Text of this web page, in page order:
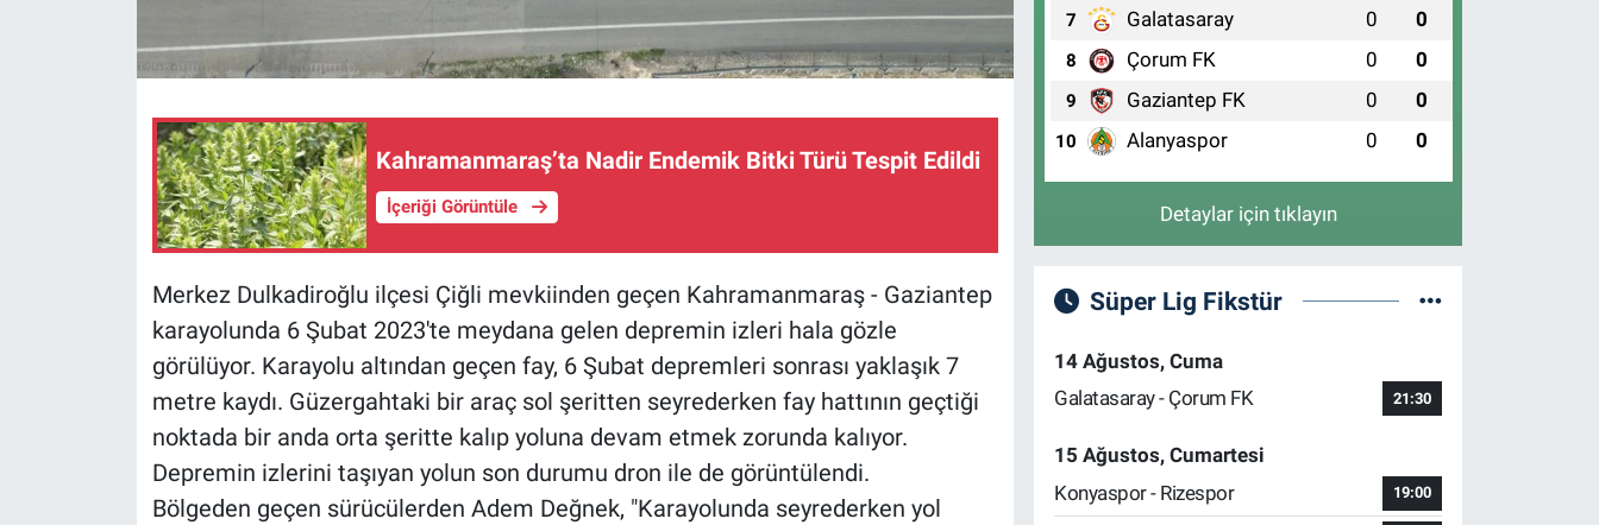
Kahramanmaraş’ta Nadir Endemik Bitki Türü Tespit Edildi
İçeriği Görüntüle
Merkez Dulkadiroğlu ilçesi Çiğli mevkiinden geçen Kahramanmaraş - Gaziantep
karayolunda 6 Şubat 2023'te meydana gelen depremin izleri hala gözle
görülüyor. Karayolu altından geçen fay, 6 Şubat depremleri sonrası yaklaşık 7
metre kaydı. Güzergahtaki bir araç sol şeritten seyrederken fay hattının geçtiği
noktada bir anda orta şeritte kalıp yoluna devam etmek zorunda kalıyor.
Depremin izlerini taşıyan yolun son durumu dron ile de görüntülendi.
Bölgeden geçen sürücülerden Adem Değnek, "Karayolunda seyrederken yol
7 Galatasaray 0 0
8 Çorum FK 0 0
9 Gaziantep FK 0 0
10 Alanyaspor 0 0
Detaylar için tıklayın
Süper Lig Fikstür
14 Ağustos, Cuma
Galatasaray - Çorum FK
21:30
15 Ağustos, Cumartesi
Konyaspor - Rizespor
19:00